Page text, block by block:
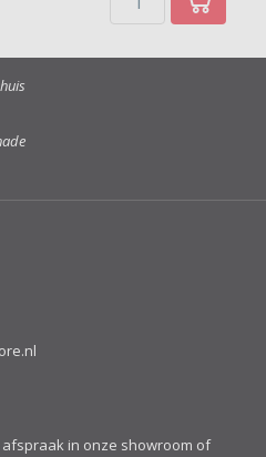
in onze showroom of